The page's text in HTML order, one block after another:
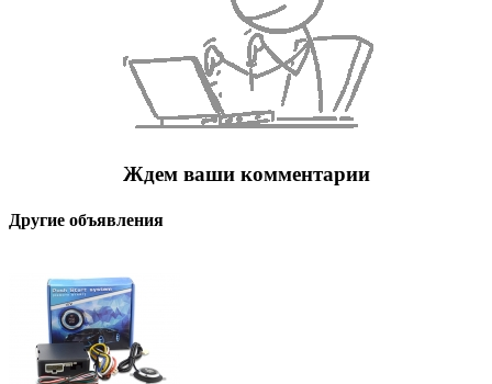
Ждем ваши комментарии
Другие объявления